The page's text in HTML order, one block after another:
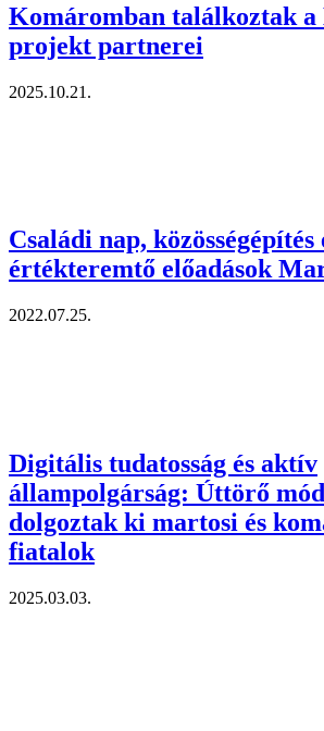
Komáromban találkoztak
projekt partnerei
2025.10.21.
Családi nap, közösségépítés
értékteremtő előadások
2022.07.25.
Digitális tudatosság és aktív
állampolgárság: Úttörő
dolgoztak ki martosi és
fiatalok
2025.03.03.